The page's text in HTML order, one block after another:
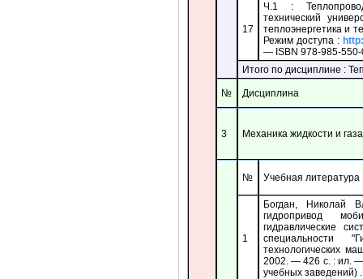
17
Ч.1 :
технический
теплоэнергетика и
Режим доступа :
— ISBN 978-985-550-
Итого по дисциплине :
№ Дисциплина
3 Механика жидкости и газа
№ Учебная литература
1
Богдан, Николай
гидропривод
гидравлические
специальности
технологических
2002. — 426 с. : ил.
учебных заведений)